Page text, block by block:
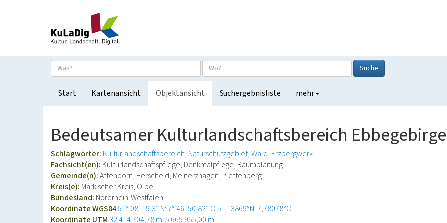
Suche
Start Kartenansicht Objektansicht Suchergebnisliste mehr
Bedeutsamer Kulturlandschaftsbereich Ebbegebirge
Schlagwörter: Kulturlandschaftsbereich Naturschutzgebiet Wald Erzbergwerk
Fachsicht(en): Kulturlandschaftspflege, Denkmalpflege, Raumplanung
Gemeinde(n):Attendorn, Herscheid, Meinerzhagen, Plettenberg
Kreis(e): Märkischer Kreis, Olpe
Bundesland: Nordrhein-Westfalen
Koordinate WGS8451° 08′ 19,3″ N: 7° 46′ 50,82″ O51,13869°N: 7,78078°O
Koordinate UTM 32.414.704,78 m: 5.665.955,00 m